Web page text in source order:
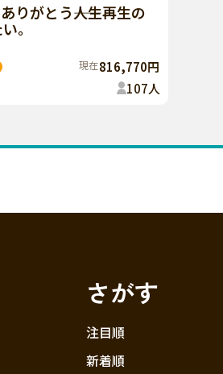
りがとう――人生再生の
。
現在816,770円
107人
さがす
注目順
新着順